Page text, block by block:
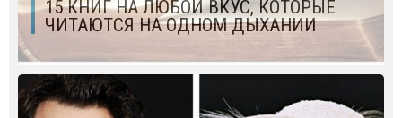
15 КНИГ НА ЛЮБОЙ ВКУС, КОТОРЫЕ
ЧИТАЮТСЯ НА ОДНОМ ДЫХАНИИ